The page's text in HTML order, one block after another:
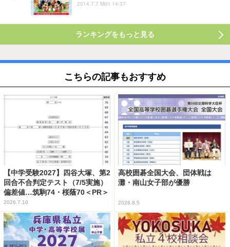
2014.7.7 Mon 14:37
ランキングをもっと見る
こちらの記事もおすすめ
【中学受験2027】四谷大塚、第2
回合不合判定テスト（7/5実施）
偏差値…筑駒74・桜蔭70＜PR＞
2026.7.10
高校囲碁全国大会、団体戦は
灘・南山女子部が優勝
2026.8.5